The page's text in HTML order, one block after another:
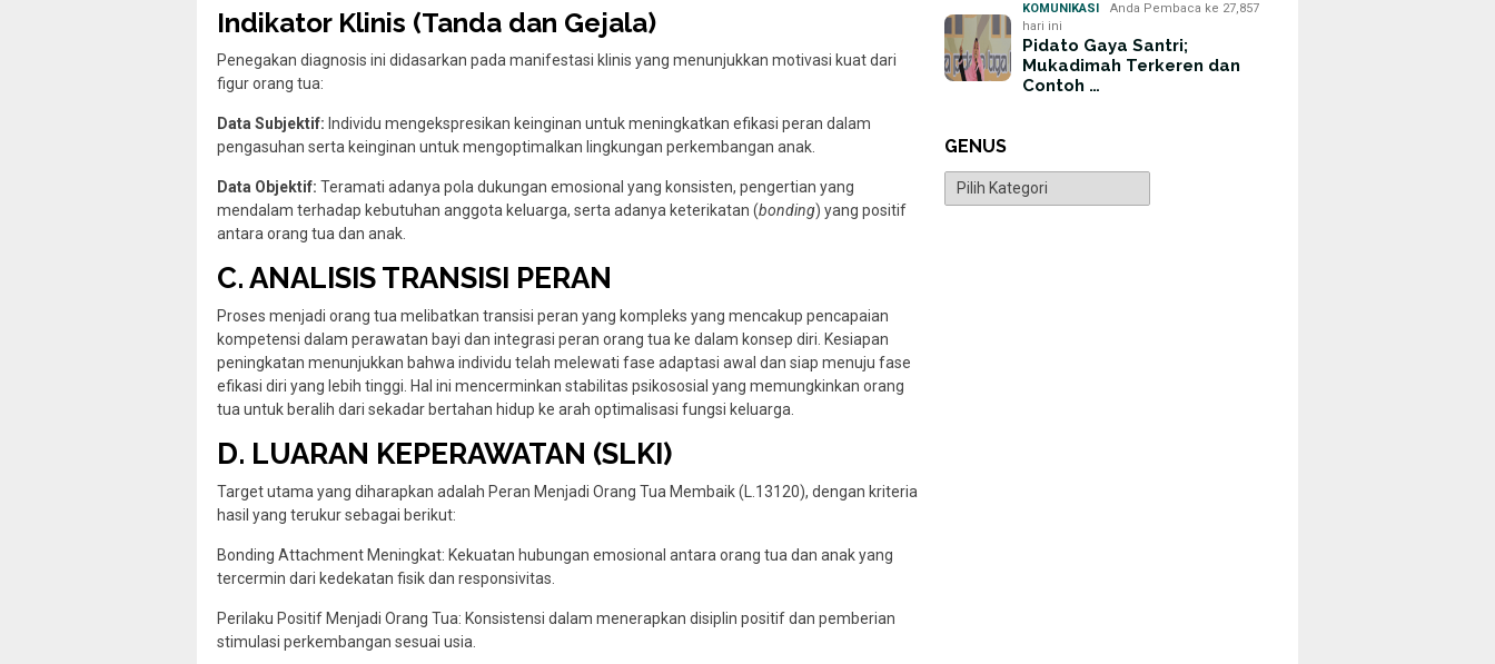
Indikator Klinis (Tanda dan Gejala)
Penegakan diagnosis ini didasarkan pada manifestasi klinis yang menunjukkan motivasi kuat dari
figur orang tua:
Data Subjektif: Individu mengekspresikan keinginan untuk meningkatkan efikasi peran dalam
pengasuhan serta keinginan untuk mengoptimalkan lingkungan perkembangan anak.
Data Objektif: Teramati adanya pola dukungan emosional yang konsisten, pengertian yang
mendalam terhadap kebutuhan anggota keluarga, serta adanya keterikatan (bonding) yang positif
antara orang tua dan anak.
C. ANALISIS TRANSISI PERAN
Proses menjadi orang tua melibatkan transisi peran yang kompleks yang mencakup pencapaian
kompetensi dalam perawatan bayi dan integrasi peran orang tua ke dalam konsep diri. Kesiapan
peningkatan menunjukkan bahwa individu telah melewati fase adaptasi awal dan siap menuju fase
efikasi diri yang lebih tinggi. Hal ini mencerminkan stabilitas psikososial yang memungkinkan orang
tua untuk beralih dari sekadar bertahan hidup ke arah optimalisasi fungsi keluarga.
D. LUARAN KEPERAWATAN (SLKI)
Target utama yang diharapkan adalah Peran Menjadi Orang Tua Membaik (L.13120), dengan kriteria
hasil yang terukur sebagai berikut:
Bonding Attachment Meningkat: Kekuatan hubungan emosional antara orang tua dan anak yang
tercermin dari kedekatan fisik dan responsivitas.
Perilaku Positif Menjadi Orang Tua: Konsistensi dalam menerapkan disiplin positif dan pemberian
stimulasi perkembangan sesuai usia.
KOMUNIKASI
Anda Pembaca ke 27,857
hari ini
Pidato Gaya Santri;
Mukadimah Terkeren dan
Contoh …
GENUS
Genus